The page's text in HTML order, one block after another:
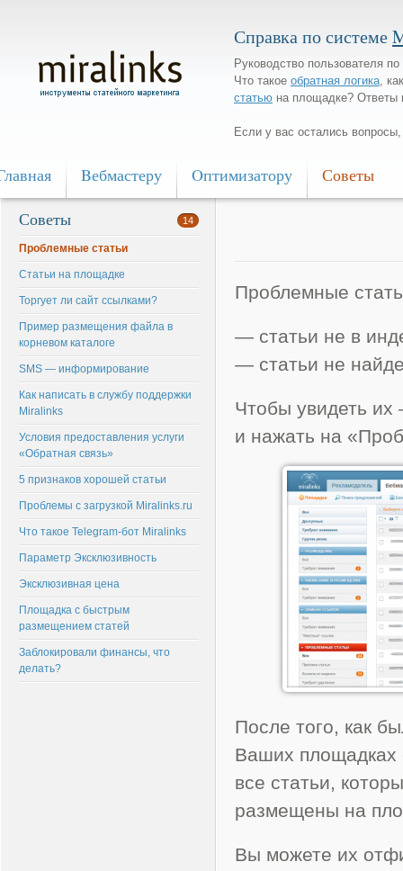
Справка по системе
Руководство пользователя
Что такое обратная логика,
статью на площадке? Ответы
Если у вас остались
Bебмастеру Oптимизатору Советы
Проблемные
— статьи не в
— статьи не
Чтобы увидеть
и нажать на
После того, как
Ваших площадках
все статьи,
размещены на
Вы можете их
Советы 14
Проблемные статьи
Статьи на площадке
Торгует ли сайт ссылками?
Пример размещения файла в
корневом каталоге
SMS — информирование
Как написать в службу поддержки
Miralinks
Условия предоставления услуги
«Обратная связь»
5 признаков хорошей статьи
Проблемы с загрузкой Miralinks.ru
Что такое Telegram-бот Miralinks
Параметр Эксклюзивность
Эксклюзивная цена
Площадка с быстрым
размещением статей
Заблокировали финансы, что
делать?